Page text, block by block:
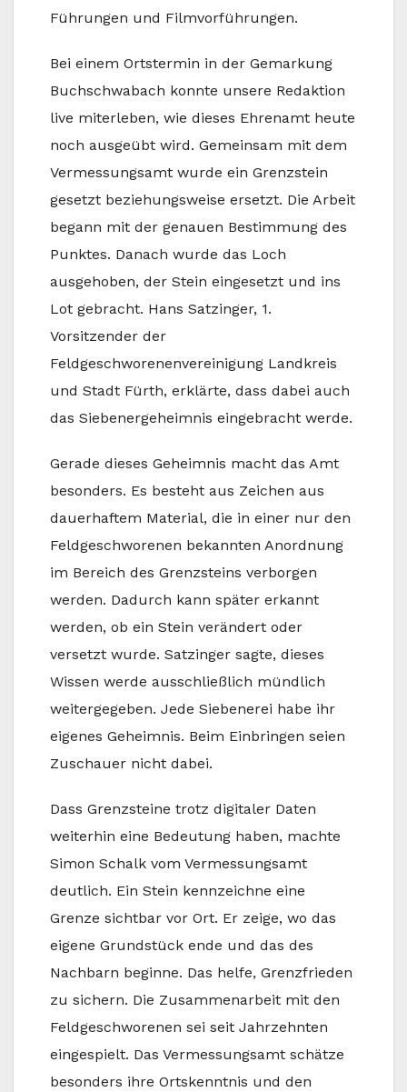
Führungen und Filmvorführungen.
Bei einem Ortstermin in der Gemarkung
Buchschwabach konnte unsere Redaktion
live miterleben, wie dieses Ehrenamt heute
noch ausgeübt wird. Gemeinsam mit dem
Vermessungsamt wurde ein Grenzstein
gesetzt beziehungsweise ersetzt. Die Arbeit
begann mit der genauen Bestimmung des
Punktes. Danach wurde das Loch
ausgehoben, der Stein eingesetzt und ins
Lot gebracht. Hans Satzinger, 1.
Vorsitzender der
Feldgeschworenenvereinigung Landkreis
und Stadt Fürth, erklärte, dass dabei auch
das Siebenergeheimnis eingebracht werde.
Gerade dieses Geheimnis macht das Amt
besonders. Es besteht aus Zeichen aus
dauerhaftem Material, die in einer nur den
Feldgeschworenen bekannten Anordnung
im Bereich des Grenzsteins verborgen
werden. Dadurch kann später erkannt
werden, ob ein Stein verändert oder
versetzt wurde. Satzinger sagte, dieses
Wissen werde ausschließlich mündlich
weitergegeben. Jede Siebenerei habe ihr
eigenes Geheimnis. Beim Einbringen seien
Zuschauer nicht dabei.
Dass Grenzsteine trotz digitaler Daten
weiterhin eine Bedeutung haben, machte
Simon Schalk vom Vermessungsamt
deutlich. Ein Stein kennzeichne eine
Grenze sichtbar vor Ort. Er zeige, wo das
eigene Grundstück ende und das des
Nachbarn beginne. Das helfe, Grenzfrieden
zu sichern. Die Zusammenarbeit mit den
Feldgeschworenen sei seit Jahrzehnten
eingespielt. Das Vermessungsamt schätze
besonders ihre Ortskenntnis und den